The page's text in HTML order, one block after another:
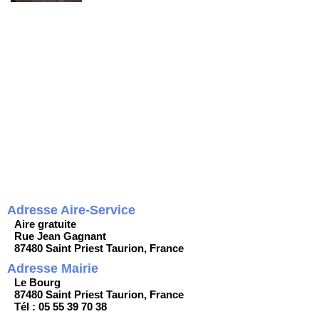
Adresse Aire-Service
Aire gratuite
Rue Jean Gagnant
87480 Saint Priest Taurion, France
Adresse Mairie
Le Bourg
87480 Saint Priest Taurion, France
Tél : 05 55 39 70 38